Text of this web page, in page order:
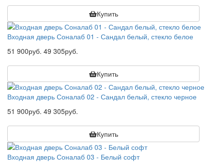
Купить
Входная дверь Соналаб 01 - Сандал белый, стекло белое
51 900руб. 49 305руб.
Купить
Входная дверь Соналаб 02 - Сандал белый, стекло черное
51 900руб. 49 305руб.
Купить
Входная дверь Соналаб 03 - Белый софт